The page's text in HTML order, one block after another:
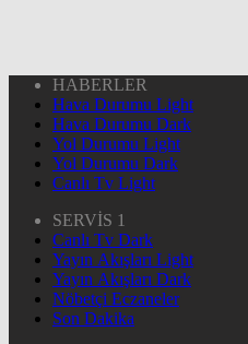
HABERLER
Hava Durumu Light
Hava Durumu Dark
Yol Durumu Light
Yol Durumu Dark
Canlı Tv Light
SERVİS 1
Canlı Tv Dark
Yayın Akışları Light
Yayın Akışları Dark
Nöbetçi Eczaneler
Son Dakika